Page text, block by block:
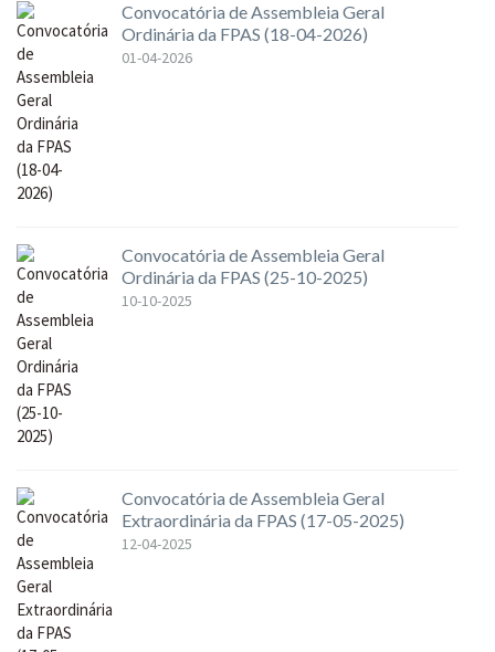
Convocatória de Assembleia Geral
Ordinária da FPAS (18-04-2026)
01-04-2026
Convocatória de Assembleia Geral
Ordinária da FPAS (25-10-2025)
10-10-2025
Convocatória de Assembleia Geral
Extraordinária da FPAS (17-05-2025)
12-04-2025